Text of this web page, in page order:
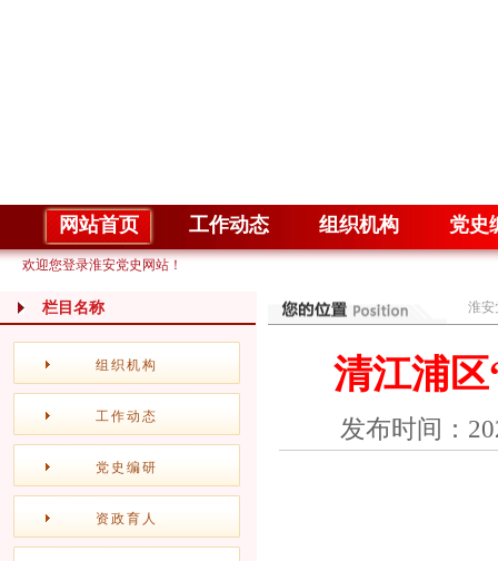
网站首页 工作动态 组织机构 党史
欢迎您登录淮安党史网站！
栏目名称
组织机构
工作动态
党史编研
资政育人
淮安
清江浦
发布时间：